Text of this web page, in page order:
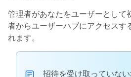
管理者があなたをユーザーとして
者からユーザーハブにアクセスす
れます。
招待を受け取っていな